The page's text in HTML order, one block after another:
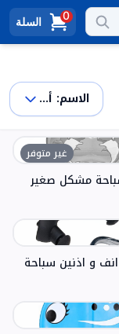
0 السلة
الاسم: أ -> ي
غير متوفر
مشكل صغير
و اذنين سباحة